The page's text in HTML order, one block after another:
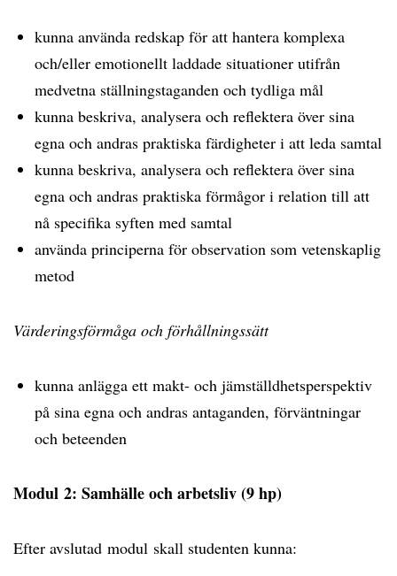
kunna använda redskap för att hantera komplexa
och/eller emotionellt laddade situationer utifrån
medvetna ställningstaganden och tydliga mål
kunna beskriva, analysera och reflektera över sina
egna och andras praktiska färdigheter i att leda samtal
kunna beskriva, analysera och reflektera över sina
egna och andras praktiska förmågor i relation till att
nå specifika syften med samtal
använda principerna för observation som vetenskaplig
metod
Värderingsförmåga och förhållningssätt
kunna anlägga ett makt- och jämställdhetsperspektiv
på sina egna och andras antaganden, förväntningar
och beteenden
Modul 2: Samhälle och arbetsliv (9 hp)
Efter avslutad modul skall studenten kunna: